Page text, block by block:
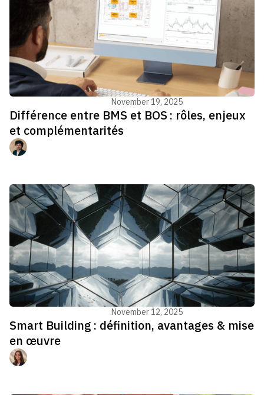
November 19, 2025
Différence entre BMS et BOS : rôles, enjeux
et complémentarités
November 12, 2025
Smart Building : définition, avantages & mise
en œuvre